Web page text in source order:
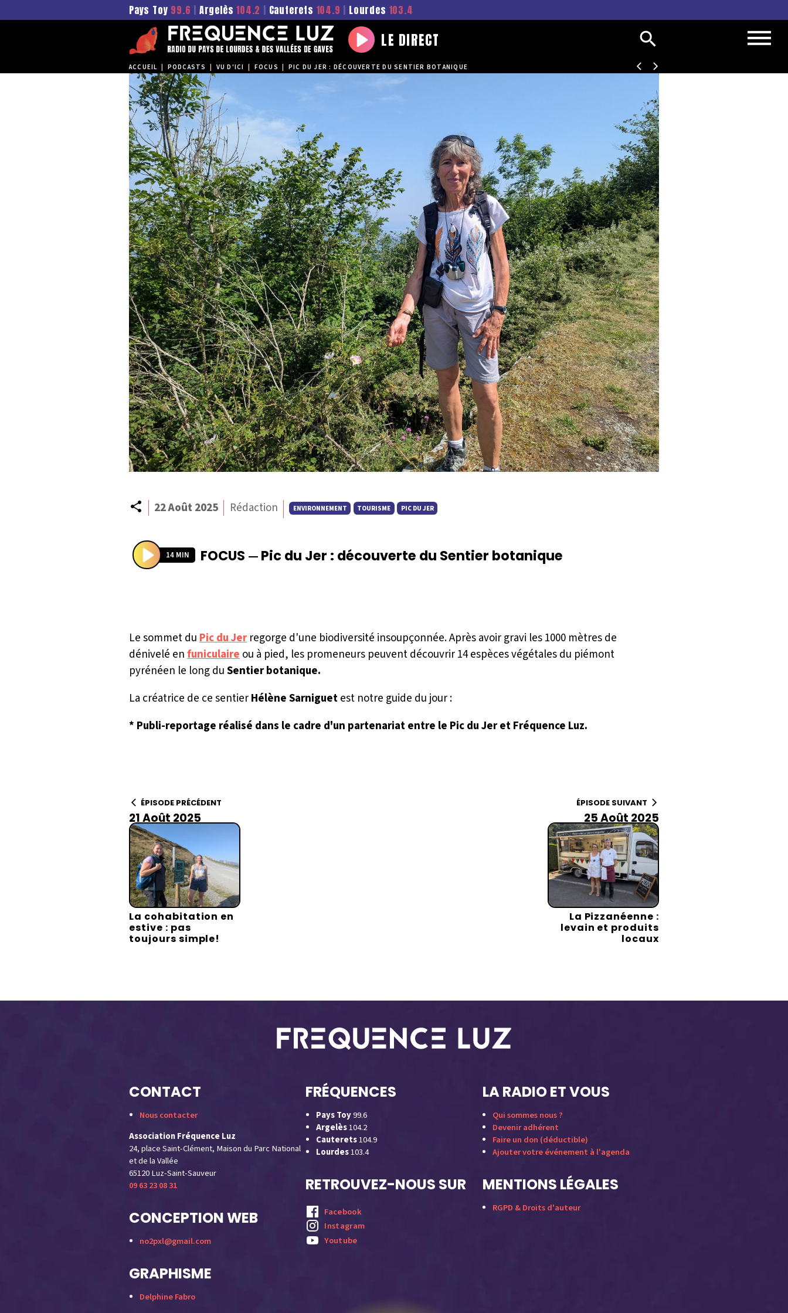
Pays Toy 99.6 | Argelès104.2 | Cauterets 104.9 | Lourdes 103.4
Play
LE DIRECT
ACCUEIL | PODCASTS | VU D'ICI | FOCUS | PIC DU JER : DÉCOUVERTE DU SENTIER BOTANIQUE
Partager
22 Août 2025 Rédaction ENVIRONNEMENT TOURISME PIC DU JER
P
14 MIN FOCUS —Pic du Jer : découverte du Sentier botanique
Le sommet duPic du Jerregorge d'une biodiversité insoupçonnée. Après avoir gravi les 1000 mètres de
dénivelé enfuniculaireou à pied, les promeneurs peuvent découvrir 14 espèces végétales du piémont
pyrénéen le long duSentier botanique.
La créatrice de ce sentierHélène Sarniguetest notre guide du jour :
* Publi-reportage réalisé dans le cadre d'un partenariat entre le Pic du Jer et Fréquence Luz.
ÉPISODE PRÉCÉDENT
21 Août 2025
La cohabitation en
estive : pas
toujours simple!
ÉPISODE SUIVANT
25 Août 2025
La Pizzanéenne :
levain et produits
locaux
CONTACT
Nous contacter
Association Fréquence Luz
24, place Saint-Clément, Maison du Parc National
et de la Vallée
65120 Luz-Saint-Sauveur
09 63 23 08 31
CONCEPTION WEB
no2pxl@gmail.com
GRAPHISME
Delphine Fabro
FRÉQUENCES
Pays Toy99.6
Argelès104.2
Cauterets104.9
Lourdes103.4
RETROUVEZ-NOUS SUR
Facebook
Instagram
Youtube
LA RADIO ET VOUS
Qui sommes nous ?
Devenir adhérent
Faire un don (déductible)
Ajouter votre événement à l'agenda
MENTIONS LÉGALES
RGPD & Droits d'auteur